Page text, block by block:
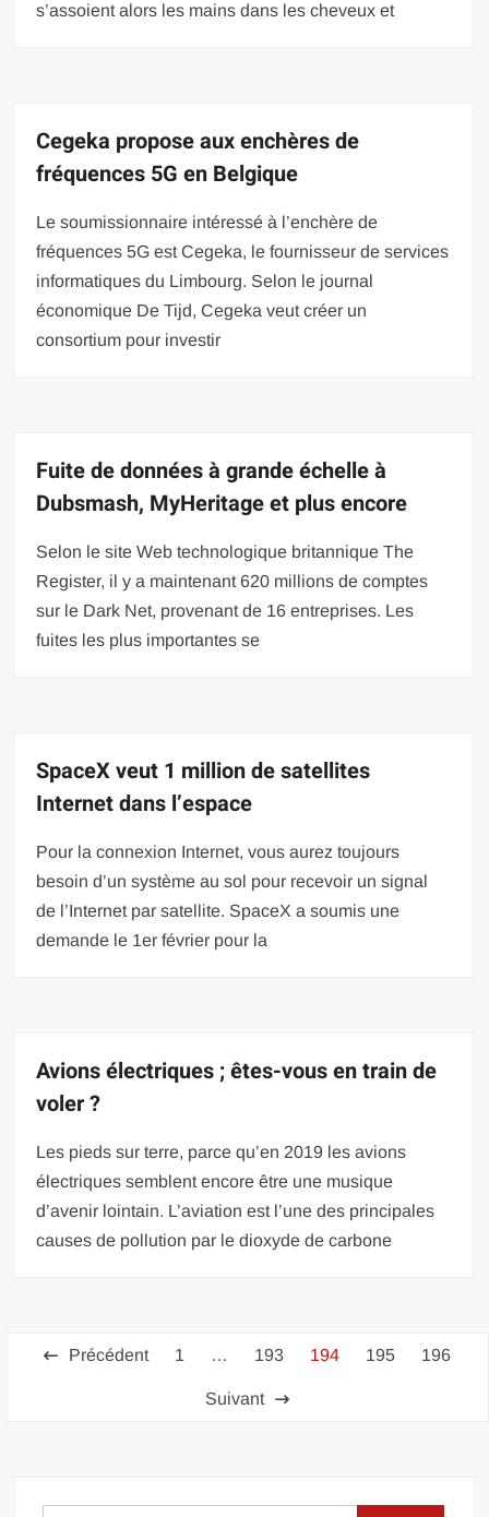
s’assoient alors les mains dans les cheveux et
Cegeka propose aux enchères de
fréquences 5G en Belgique
Le soumissionnaire intéressé à l’enchère de
fréquences 5G est Cegeka, le fournisseur de services
informatiques du Limbourg. Selon le journal
économique De Tijd, Cegeka veut créer un
consortium pour investir
Fuite de données à grande échelle à
Dubsmash, MyHeritage et plus encore
Selon le site Web technologique britannique The
Register, il y a maintenant 620 millions de comptes
sur le Dark Net, provenant de 16 entreprises. Les
fuites les plus importantes se
SpaceX veut 1 million de satellites
Internet dans l’espace
Pour la connexion Internet, vous aurez toujours
besoin d’un système au sol pour recevoir un signal
de l’Internet par satellite. SpaceX a soumis une
demande le 1er février pour la
Avions électriques ; êtes-vous en train de
voler ?
Les pieds sur terre, parce qu’en 2019 les avions
électriques semblent encore être une musique
d’avenir lointain. L’aviation est l’une des principales
causes de pollution par le dioxyde de carbone
Pagination
Précédent 1 … 193 194 195 196
Suivant